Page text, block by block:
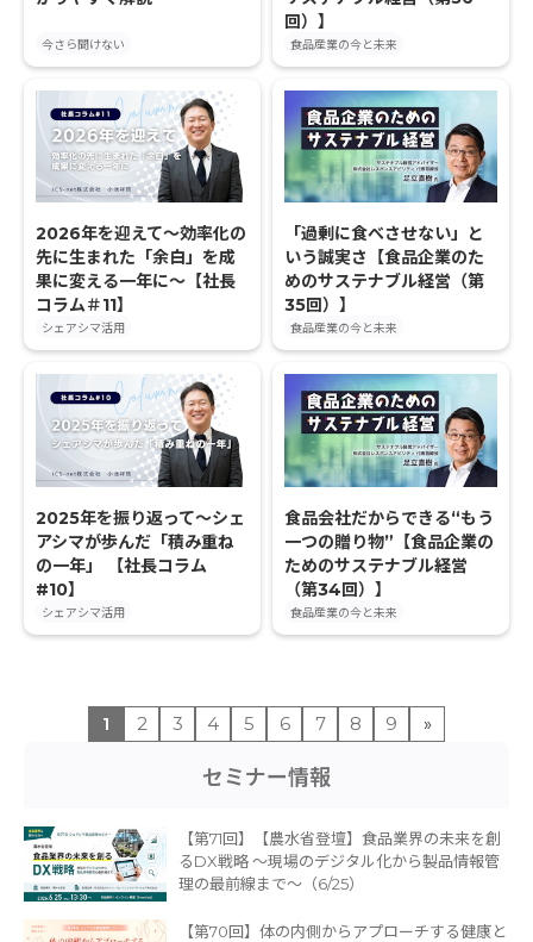
今さら聞けない
回）】
食品産業の今と未来
2026年を迎えて〜効率化の
先に生まれた「余白」を成
果に変える一年に〜【社長
コラム＃11】
シェアシマ活用
「過剰に食べさせない」と
いう誠実さ【食品企業のた
めのサステナブル経営（第
35回）】
食品産業の今と未来
2025年を振り返って〜シェ
アシマが歩んだ「積み重ね
の一年」 【社長コラム
#10】
シェアシマ活用
食品会社だからできる“もう
一つの贈り物”【食品企業の
ためのサステナブル経営
（第34回）】
食品産業の今と未来
1 2 3 4 5 6 7 8 9 »
セミナー情報
【第71回】【農水省登壇】食品業界の未来を創
るDX戦略 〜現場のデジタル化から製品情報管
理の最前線まで〜（6/25）
【第70回】体の内側からアプローチする健康と